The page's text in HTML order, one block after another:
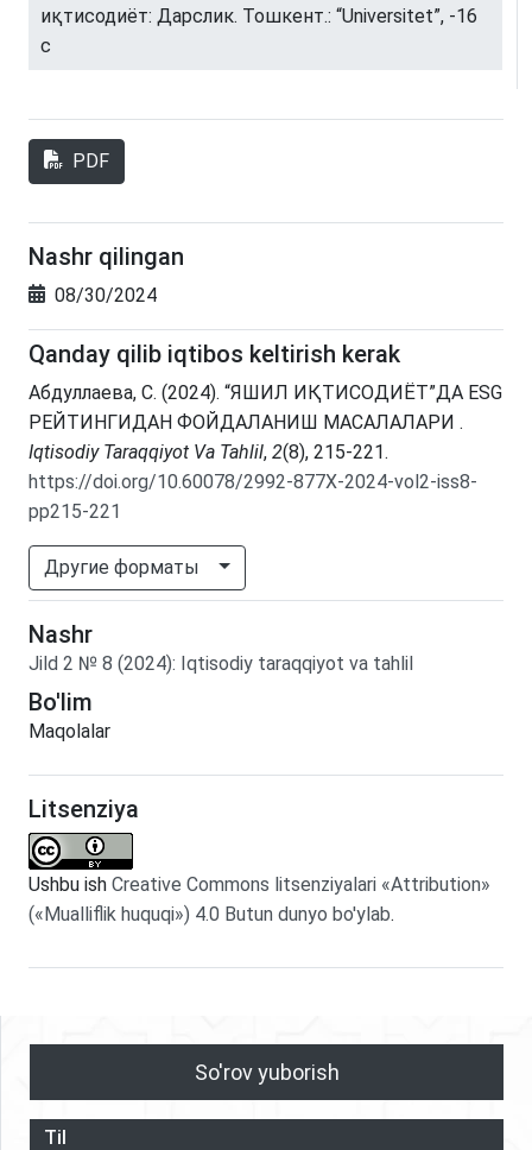
иқтисодиёт: Дарслик. Тошкент.: “Universitet”, -16
с
PDF
Nashr qilingan
08/30/2024
Qanday qilib iqtibos keltirish kerak
Абдуллаева, С. (2024). “ЯШИЛ ИҚТИСОДИЁТ”ДА ESG
РЕЙТИНГИДАН ФОЙДАЛАНИШ МАСАЛАЛАРИ .
Iqtisodiy Taraqqiyot Va Tahlil, 2(8), 215-221.
https://doi.org/10.60078/2992-877X-2024-vol2-iss8-
pp215-221
Другие форматы
Nashr
Jild 2 № 8 (2024): Iqtisodiy taraqqiyot va tahlil
Bo'lim
Maqolalar
Litsenziya
Ushbu ish Creative Commons litsenziyalari «Attribution»
(«Mualliflik huquqi») 4.0 Butun dunyo bo'ylab.
So'rov yuborish
Til